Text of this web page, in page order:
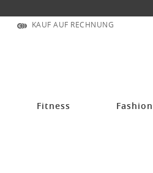
KAUF AUF RECHNUNG
Fitness Fashion